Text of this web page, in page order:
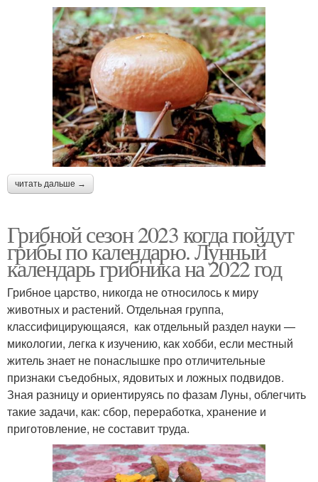
читать дальше →
Грибной сезон 2023 когда пойдут
грибы по календарю. Лунный
календарь грибника на 2022 год
Грибное царство, никогда не относилось к миру
животных и растений. Отдельная группа,
классифицирующаяся, как отдельный раздел науки —
микологии, легка к изучению, как хобби, если местный
житель знает не понаслышке про отличительные
признаки съедобных, ядовитых и ложных подвидов.
Зная разницу и ориентируясь по фазам Луны, облегчить
такие задачи, как: сбор, переработка, хранение и
приготовление, не составит труда.